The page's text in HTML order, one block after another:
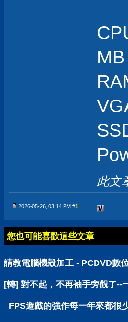
此文
2026-05-26, 03:14 PM #1
您也可能喜歡這些文章
請教電腦機殼加工 - PCDVD數
[轉] 對不起，不再袖手旁觀了--
FPS遊戲的強作每一年來都很